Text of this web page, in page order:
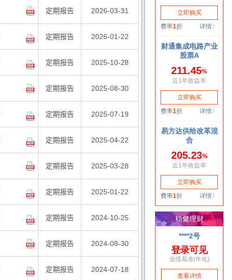
定期报告 2026-03-31
定期报告 2026-01-22
定期报告 2025-10-28
定期报告 2025-08-30
定期报告 2025-07-19
定期报告 2025-04-22
定期报告 2025-03-28
定期报告 2025-01-22
定期报告 2024-10-25
定期报告 2024-08-30
定期报告 2024-07-18